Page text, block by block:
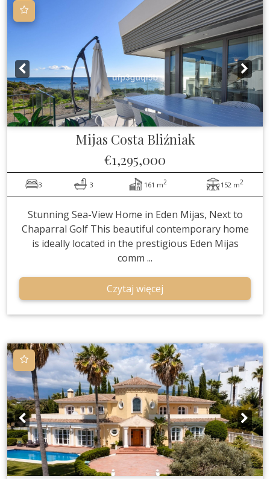
Mijas Costa Bliźniak
€1,295,000
3 3 161 m2 152 m2
Stunning Sea-View Home in Eden Mijas, Next to
Chaparral Golf This beautiful contemporary home
is ideally located in the prestigious Eden Mijas
comm ...
Czytaj więcej